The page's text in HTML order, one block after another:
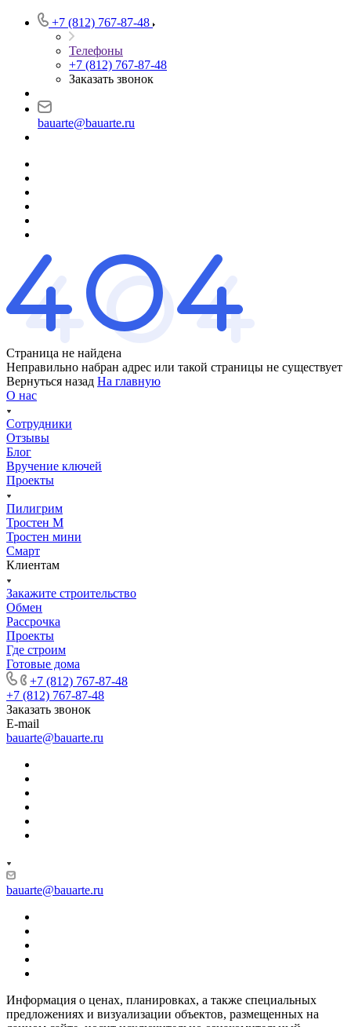
+7 (812) 767-87-48
Телефоны
+7 (812) 767-87-48
Заказать звонок
bauarte@bauarte.ru
Страница не найдена
Неправильно набран адрес или такой страницы не существует
Вернуться назад На главную
О нас
Сотрудники
Отзывы
Блог
Вручение ключей
Проекты
Пилигрим
Тростен М
Тростен мини
Смарт
Клиентам
Закажите строительство
Обмен
Рассрочка
Проекты
Где строим
Готовые дома
+7 (812) 767-87-48
+7 (812) 767-87-48
Заказать звонок
E-mail
bauarte@bauarte.ru
bauarte@bauarte.ru
Информация о ценах, планировках, а также специальных
предложениях и визуализации объектов, размещенных на